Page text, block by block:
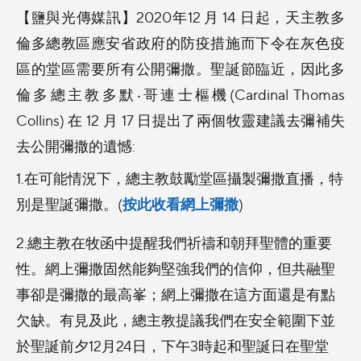
【鹽與光傳媒訊】2020年12 月 14 日起，天主教多
倫多總教區應安省政府的防疫措施而下令在灰色疫
區的堂區需要所有公開彌撒。聖誕節臨近，因此多
倫多總主教多默‧哥連士樞機(Cardinal Thomas
Collins) 在 12 月 17 日提出了兩個牧靈建議去彌補失
去公開彌撒的遺憾:
1.在可能情況下，總主教鼓勵堂區攝製彌撒直播，特
別是聖誕彌撒。(按此收看網上彌撒)
2.總主教在牧函中提醒我們祈禱和朝拜聖體的重要
性。網上彌撒固然能夠堅強我們的信仰，但共融聖
事卻是彌撒的最高峯；網上彌撒在這方面還是有點
欠缺。有見及此，總主教提議我們在安全範圍下並
於聖誕前夕12月24日，下午3時起和聖誕日在聖堂